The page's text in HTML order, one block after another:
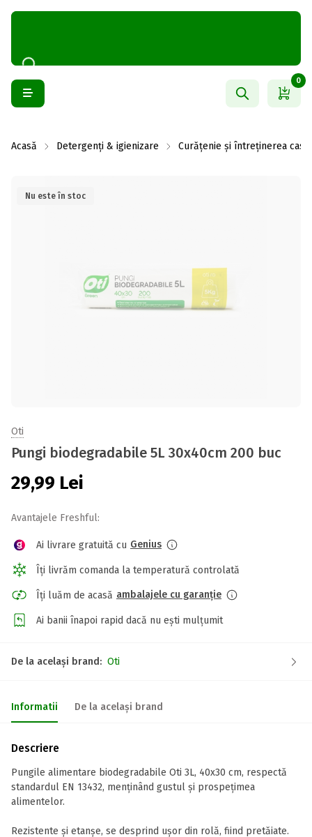
0
Acasă Detergenți & igienizare Curățenie și întreținerea casei
Nu este în stoc
Oti
Pungi biodegradabile 5L 30x40cm 200 buc
29,99 Lei
Avantajele Freshful:
Ai livrare gratuită cu Genius
Îți livrăm comanda la temperatură controlată
Îți luăm de acasă ambalajele cu garanție
Ai banii înapoi rapid dacă nu ești mulțumit
De la același brand: Oti
Informatii De la același brand
Descriere
Pungile alimentare biodegradabile Oti 3L, 40x30 cm, respectă
standardul EN 13432, menținând gustul și prospețimea
alimentelor.
Rezistente și etanșe, se desprind ușor din rolă, fiind pretăiate.